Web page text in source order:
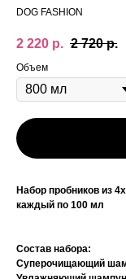
DOG FASHION
2 220 р. 2 720 р.
Объем
Набор пробников из
каждый по 100 мл
Состав набора:
Суперочищающий